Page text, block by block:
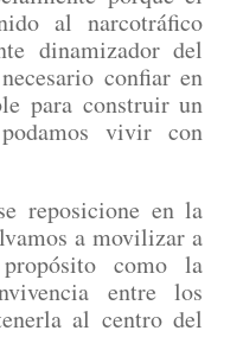
al narcotráfico
dinamizador del
confiar en
para construir un
vivir con
reposicione en la
a movilizar a
como la
entre los
al centro del